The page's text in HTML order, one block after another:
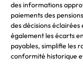
des informations
paiements des
des décisions
également les écarts
payables, simplifie les
conformité historique